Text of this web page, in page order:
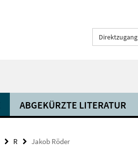
Direktzugang
ABGEKÜRZTE LITERATUR
R Jakob Röder